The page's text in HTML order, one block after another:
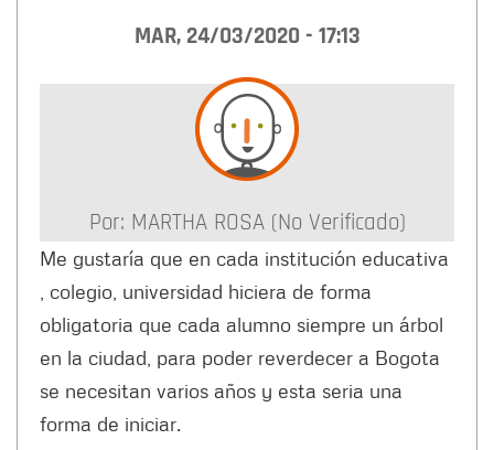
MAR, 24/03/2020 - 17:13
Por: MARTHA ROSA (no Verificado)
Me gustaría que en cada institución educativa
, colegio, universidad hiciera de forma
obligatoria que cada alumno siempre un árbol
en la ciudad, para poder reverdecer a Bogota
se necesitan varios años y esta seria una
forma de iniciar.